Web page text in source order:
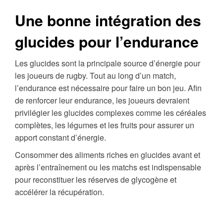
Une bonne intégration des
glucides pour l’endurance
Les glucides sont la principale source d’énergie pour
les joueurs de rugby. Tout au long d’un match,
l’endurance est nécessaire pour faire un bon jeu. Afin
de renforcer leur endurance, les joueurs devraient
privilégier les glucides complexes comme les céréales
complètes, les légumes et les fruits pour assurer un
apport constant d’énergie.
Consommer des aliments riches en glucides avant et
après l’entraînement ou les matchs est indispensable
pour reconstituer les réserves de glycogène et
accélérer la récupération.